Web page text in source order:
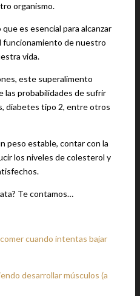
organismo.
es esencial para alcanzar
funcionamiento de nuestro
vida.
este superalimento
las probabilidades de sufrir
diabetes tipo 2, entre otros
peso estable, contar con la
los niveles de colesterol y
Te contamos…
cuando intentas bajar
desarrollar músculos (a